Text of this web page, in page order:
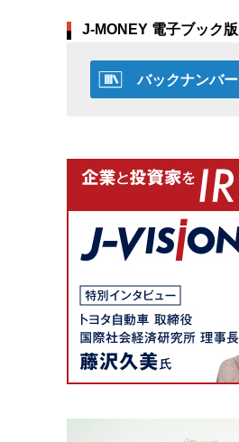
J-MONEY 電子ブック版
バックナンバー